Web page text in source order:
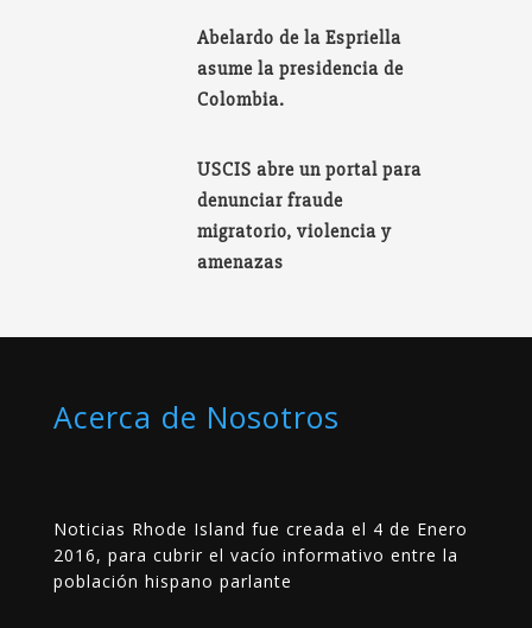
Abelardo de la Espriella
asume la presidencia de
Colombia.
USCIS abre un portal para
denunciar fraude
migratorio, violencia y
amenazas
Acerca de Nosotros
Noticias Rhode Island fue creada el 4 de Enero
2016, para cubrir el vacío informativo entre la
población hispano parlante